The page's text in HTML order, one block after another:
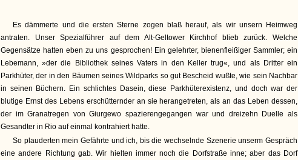
Es dämmerte und die ersten Sterne zogen blaß herauf, als wir unsern Heimweg
antraten. Unser Spezialführer auf dem Alt-Geltower Kirchhof blieb zurück. Welche
Gegensätze hatten eben zu uns gesprochen! Ein gelehrter, bienenfleißiger Sammler; ein
Lebemann, »der die Bibliothek seines Vaters in den Keller trug«, und als Dritter ein
Parkhüter, der in den Bäumen seines Wildparks so gut Bescheid wußte, wie sein Nachbar
in seinen Büchern. Ein schlichtes Dasein, diese Parkhüterexistenz, und doch war der
blutige Ernst des Lebens erschütternder an sie herangetreten, als an das Leben dessen,
der im Granatregen von Giurgewo spazierengegangen war und dreizehn Duelle als
Gesandter in Rio auf einmal kontrahiert hatte.
So plauderten mein Gefährte und ich, bis die wechselnde Szenerie unserm Gespräch
eine andere Richtung gab. Wir hielten immer noch die Dorfstraße inne; aber das Dorf